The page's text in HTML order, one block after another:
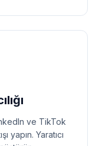
ve TikTok
yapın. Yaratıcı